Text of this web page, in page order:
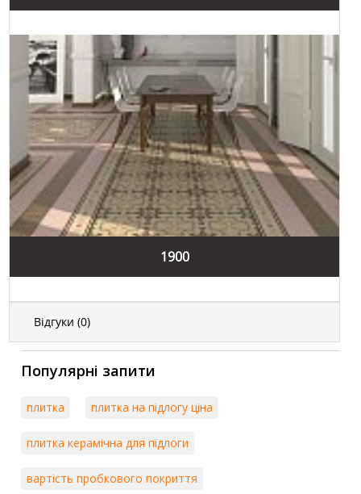
1900
Відгуки (0)
Популярні запити
плитка плитка на підлогу ціна
плитка керамічна для підлоги
вартість пробкового покриття